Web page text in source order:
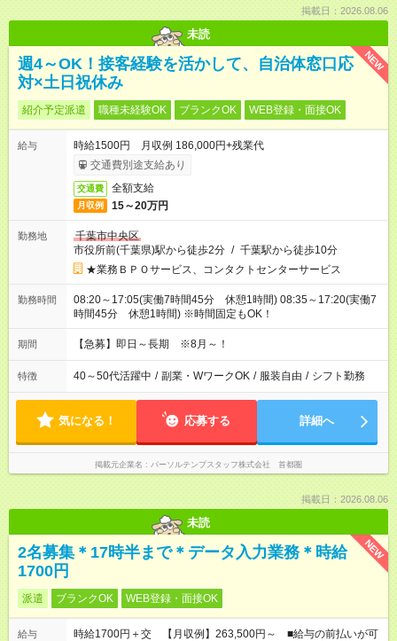
掲載日：2026.08.06
未読
NEW
週4～OK！接客経験を活かして、自治体窓口応
対×土日祝休み
紹介予定派遣 職種未経験OK ブランクOK WEB登録・面接OK
給与
時給1500円 月収例 186,000円+残業代
交通費別途支給あり
交通費 全額支給
月収例 15～20万円
勤務地
千葉市中央区
市役所前(千葉県)駅から徒歩2分 / 千葉駅から徒歩10分
★業務ＢＰＯサービス、コンタクトセンターサービス
勤務時間
08:20～17:05(実働7時間45分 休憩1時間) 08:35～17:20(実働7
時間45分 休憩1時間) ※時間固定もOK！
期間 【急募】即日～長期 ※8月～！
特徴 40～50代活躍中 / 副業・WワークOK / 服装自由 / シフト勤務
気になる！ 応募する 詳細へ
掲載元企業名 パーソルテンプスタッフ株式会社 首都圏
掲載日：2026.08.06
未読
NEW
2名募集＊17時半まで＊データ入力業務＊時給
1700円
派遣 ブランクOK WEB登録・面接OK
給与
時給1700円＋交 【月収例】263,500円～ ■給与の前払いが可